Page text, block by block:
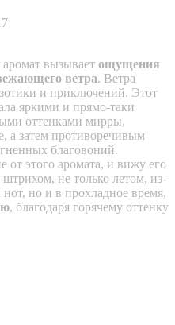
аромат вызывает ощущения
ветра. Ветра
и приключений. Этот
яркими и прямо-таки
оттенками мирры,
а затем противоречивым
благовоний.
от этого аромата, и вижу его
штрихом, не только летом, из-
но и в прохладное время,
, благодаря горячему оттенку